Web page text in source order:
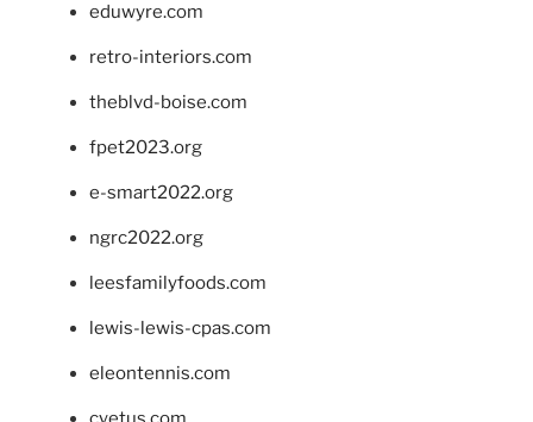
eduwyre.com
retro-interiors.com
theblvd-boise.com
fpet2023.org
e-smart2022.org
ngrc2022.org
leesfamilyfoods.com
lewis-lewis-cpas.com
eleontennis.com